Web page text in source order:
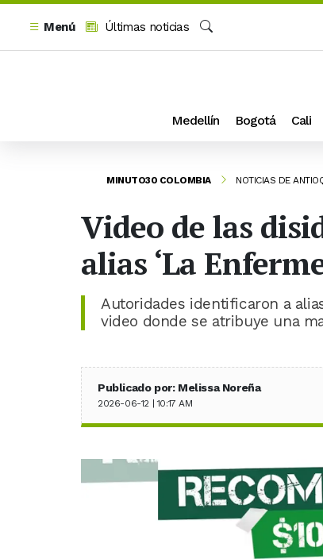
Menú
Últimas noticias
Medellín Bogotá Cali
MINUTO30 COLOMBIA NOTICIAS DE
Video de las
alias ‘La
Autoridades identificaron a
video donde se atribuye una
Publicado por: Melissa Noreña
2026-06-12 | 10:17 AM